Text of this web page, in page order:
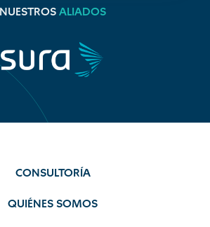
NUESTROS ALIADOS
CONSULTORÍA
QUIÉNES SOMOS